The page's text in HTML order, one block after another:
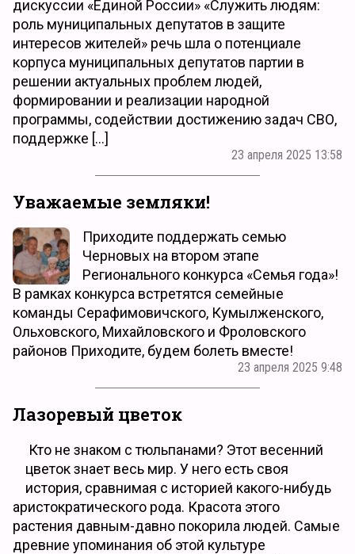
дискуссии «Единой России» «Служить людям:
роль муниципальных депутатов в защите
интересов жителей» речь шла о потенциале
корпуса муниципальных депутатов партии в
решении актуальных проблем людей,
формировании и реализации народной
программы, содействии достижению задач СВО,
поддержке […]
23 апреля 2025 13:58
Уважаемые земляки!
Приходите поддержать семью
Черновых на втором этапе
Регионального конкурса «Семья года»!
В рамках конкурса встретятся семейные
команды Серафимовичского, Кумылженского,
Ольховского, Михайловского и Фроловского
районов Приходите, будем болеть вместе!
23 апреля 2025 9:48
Лазоревый цветок
Кто не знаком с тюльпанами? Этот весенний
цветок знает весь мир. У него есть своя
история, сравнимая с историей какого-нибудь
аристократического рода. Красота этого
растения давным-давно покорила людей. Самые
древние упоминания об этой культуре